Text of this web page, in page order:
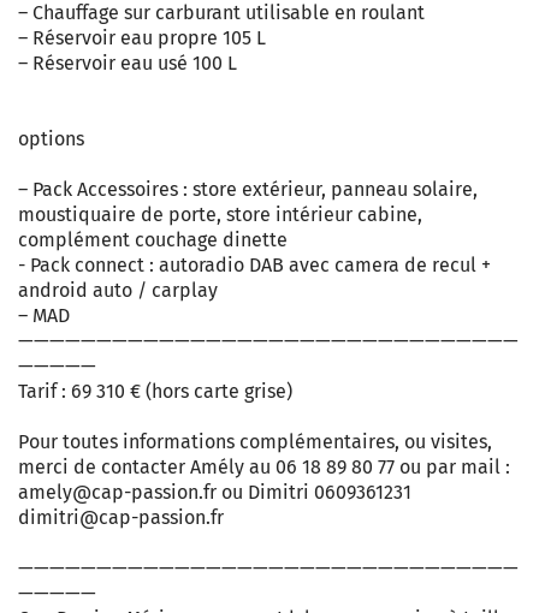
– Chauffage sur carburant utilisable en roulant
– Réservoir eau propre 105 L
– Réservoir eau usé 100 L
options
– Pack Accessoires : store extérieur, panneau solaire,
moustiquaire de porte, store intérieur cabine,
complément couchage dinette
- Pack connect : autoradio DAB avec camera de recul +
android auto / carplay
– MAD
————————————————————————————————
—————
Tarif : 69 310 € (hors carte grise)
Pour toutes informations complémentaires, ou visites,
merci de contacter Amély au 06 18 89 80 77 ou par mail :
amely@cap-passion.fr ou Dimitri 0609361231
dimitri@cap-passion.fr
————————————————————————————————
—————